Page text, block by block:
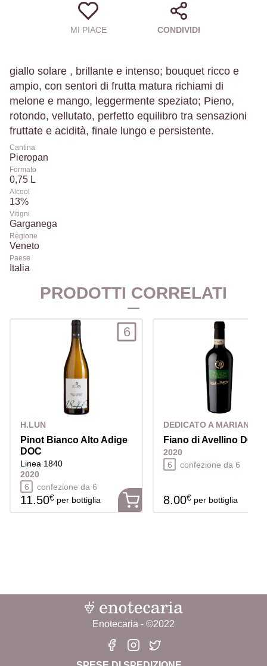
MI PIACE CONDIVIDI
giallo solare , brillante e intenso; bouquet ricco e
ampio, con sentori di frutta matura richiami di
melone e mango, leggermente speziato; Pieno,
rotondo, vellutato, perfetto equilibro tra sensazioni
fruttate e acidità, finale lungo e persistente.
Cantina
Pieropan
Formato
0,75 L
Alcool
13%
Vitigni
Garganega
Regione
Veneto
Paese
Italia
PRODOTTI CORRELATI
H.LUN
Pinot Bianco Alto Adige
DOC
Linea 1840
2020
6
confezione da 6
6
11.50€ per bottiglia
DEDICATO A MARIANNA
Fiano di Avellino
2020
6
confezione da 6
8.00€ per bottiglia
Enotecaria - ©2022